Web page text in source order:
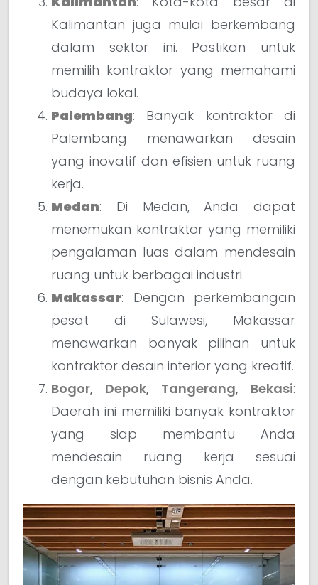
Kalimantan juga mulai berkembang
dalam sektor ini. Pastikan untuk
memilih kontraktor yang memahami
budaya lokal.
Palembang: Banyak kontraktor di
Palembang menawarkan desain
yang inovatif dan efisien untuk ruang
kerja.
Medan: Di Medan, Anda dapat
menemukan kontraktor yang memiliki
pengalaman luas dalam mendesain
ruang untuk berbagai industri.
Makassar: Dengan perkembangan
pesat di Sulawesi, Makassar
menawarkan banyak pilihan untuk
kontraktor desain interior yang kreatif.
Bogor, Depok, Tangerang, Bekasi:
Daerah ini memiliki banyak kontraktor
yang siap membantu Anda
mendesain ruang kerja sesuai
dengan kebutuhan bisnis Anda.